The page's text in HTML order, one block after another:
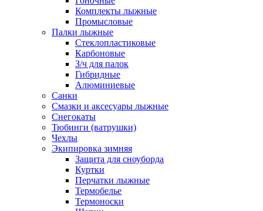
Комплекты лыжные
Промысловые
Палки лыжные
Стеклопластиковые
Карбоновые
З/ч для палок
Гибридные
Алюминиевые
Санки
Смазки и аксесуары лыжные
Снегокаты
Тюбинги (ватрушки)
Чехлы
Экипировка зимняя
Защита для сноуборда
Куртки
Перчатки лыжные
Термобелье
Термоноски